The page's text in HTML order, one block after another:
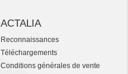
ACTALIA
Reconnaissances
Téléchargements
Conditions générales de vente